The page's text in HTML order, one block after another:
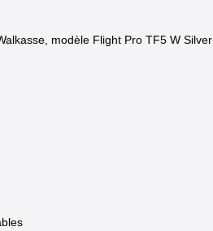
modèle Flight Pro TF5 W Silver